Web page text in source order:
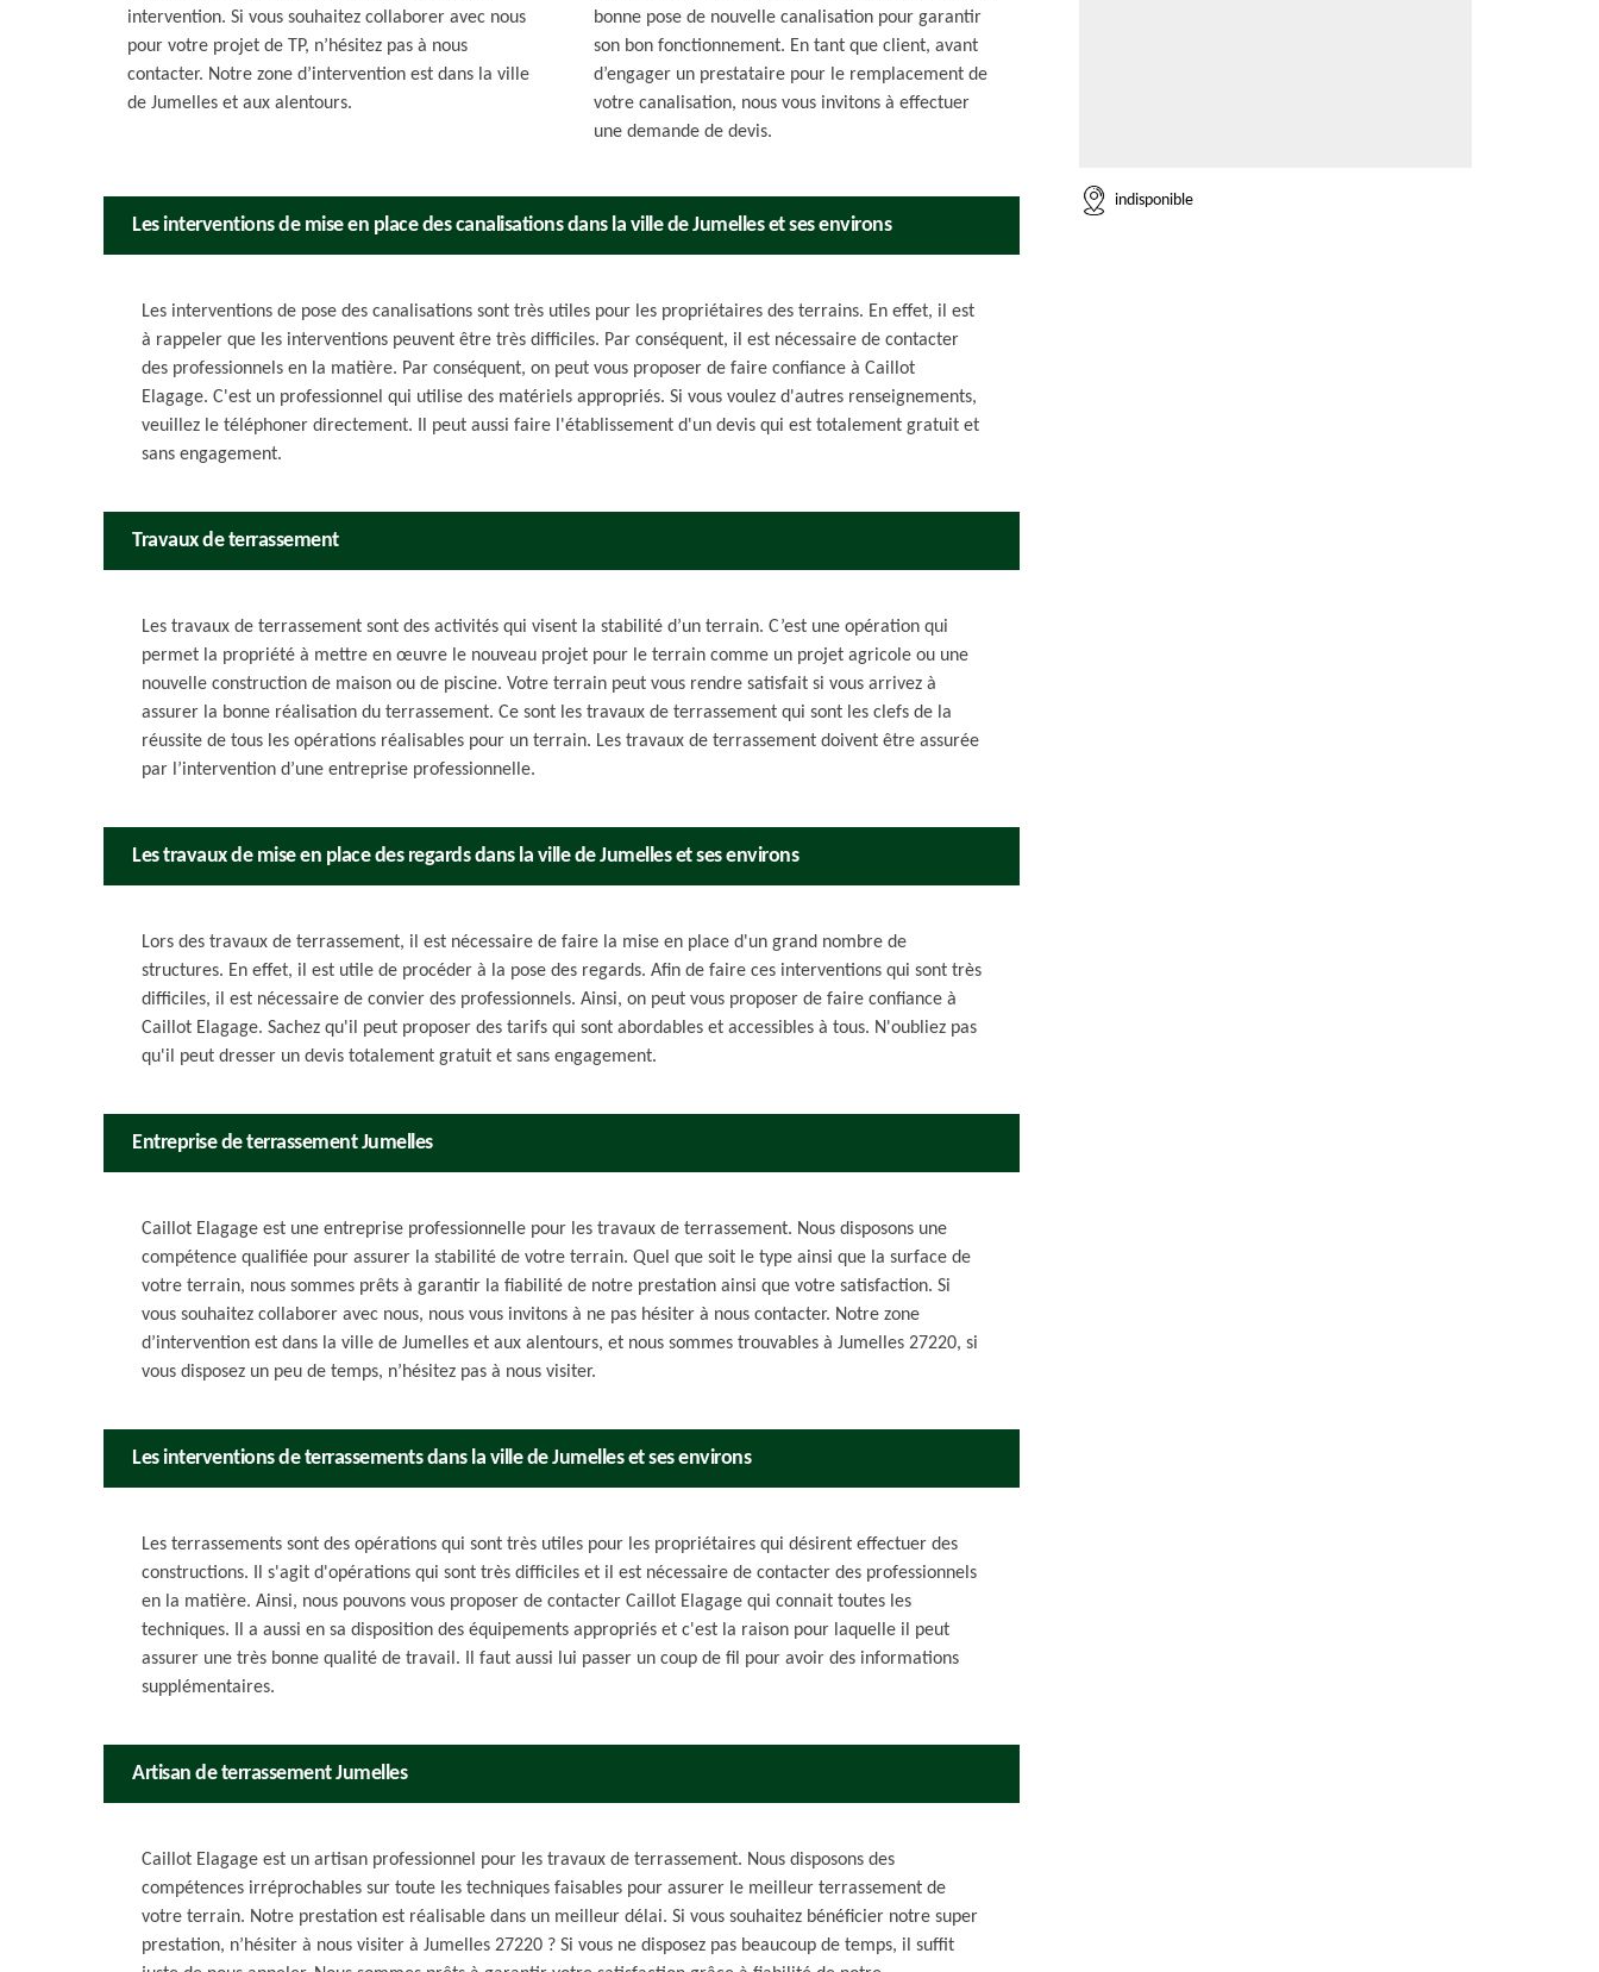
intervention. Si vous souhaitez collaborer avec nous
pour votre projet de TP, n’hésitez pas à nous
contacter. Notre zone d’intervention est dans la ville
de Jumelles et aux alentours.
bonne pose de nouvelle canalisation pour garantir
son bon fonctionnement. En tant que client, avant
d’engager un prestataire pour le remplacement de
votre canalisation, nous vous invitons à effectuer
une demande de devis.
Les interventions de mise en place des canalisations dans la ville de Jumelles et ses environs
Les interventions de pose des canalisations sont très utiles pour les propriétaires des terrains. En effet, il est
à rappeler que les interventions peuvent être très difficiles. Par conséquent, il est nécessaire de contacter
des professionnels en la matière. Par conséquent, on peut vous proposer de faire confiance à Caillot
Elagage. C'est un professionnel qui utilise des matériels appropriés. Si vous voulez d'autres renseignements,
veuillez le téléphoner directement. Il peut aussi faire l'établissement d'un devis qui est totalement gratuit et
sans engagement.
Travaux de terrassement
Les travaux de terrassement sont des activités qui visent la stabilité d’un terrain. C’est une opération qui
permet la propriété à mettre en œuvre le nouveau projet pour le terrain comme un projet agricole ou une
nouvelle construction de maison ou de piscine. Votre terrain peut vous rendre satisfait si vous arrivez à
assurer la bonne réalisation du terrassement. Ce sont les travaux de terrassement qui sont les clefs de la
réussite de tous les opérations réalisables pour un terrain. Les travaux de terrassement doivent être assurée
par l’intervention d’une entreprise professionnelle.
Les travaux de mise en place des regards dans la ville de Jumelles et ses environs
Lors des travaux de terrassement, il est nécessaire de faire la mise en place d'un grand nombre de
structures. En effet, il est utile de procéder à la pose des regards. Afin de faire ces interventions qui sont très
difficiles, il est nécessaire de convier des professionnels. Ainsi, on peut vous proposer de faire confiance à
Caillot Elagage. Sachez qu'il peut proposer des tarifs qui sont abordables et accessibles à tous. N'oubliez pas
qu'il peut dresser un devis totalement gratuit et sans engagement.
Entreprise de terrassement Jumelles
Caillot Elagage est une entreprise professionnelle pour les travaux de terrassement. Nous disposons une
compétence qualifiée pour assurer la stabilité de votre terrain. Quel que soit le type ainsi que la surface de
votre terrain, nous sommes prêts à garantir la fiabilité de notre prestation ainsi que votre satisfaction. Si
vous souhaitez collaborer avec nous, nous vous invitons à ne pas hésiter à nous contacter. Notre zone
d’intervention est dans la ville de Jumelles et aux alentours, et nous sommes trouvables à Jumelles 27220, si
vous disposez un peu de temps, n’hésitez pas à nous visiter.
Les interventions de terrassements dans la ville de Jumelles et ses environs
Les terrassements sont des opérations qui sont très utiles pour les propriétaires qui désirent effectuer des
constructions. Il s'agit d'opérations qui sont très difficiles et il est nécessaire de contacter des professionnels
en la matière. Ainsi, nous pouvons vous proposer de contacter Caillot Elagage qui connait toutes les
techniques. Il a aussi en sa disposition des équipements appropriés et c'est la raison pour laquelle il peut
assurer une très bonne qualité de travail. Il faut aussi lui passer un coup de fil pour avoir des informations
supplémentaires.
Artisan de terrassement Jumelles
Caillot Elagage est un artisan professionnel pour les travaux de terrassement. Nous disposons des
compétences irréprochables sur toute les techniques faisables pour assurer le meilleur terrassement de
votre terrain. Notre prestation est réalisable dans un meilleur délai. Si vous souhaitez bénéficier notre super
prestation, n’hésiter à nous visiter à Jumelles 27220 ? Si vous ne disposez pas beaucoup de temps, il suffit
indisponible